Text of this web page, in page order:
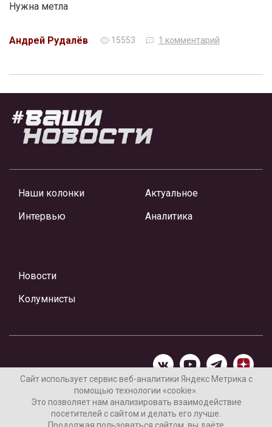
Нужна метла
Андрей Рудалёв 15553 1 комментарий
Наши колонки
Интервью
Актуальное
Аналитика
Новости
Колумнисты
Материалы предоставлены редакцией Интернет-газеты
«Ваши новости»
Сайт использует сервис веб-аналитики Яндекс Метрика с
помощью технологии «cookie».
Это позволяет нам анализировать взаимодействие
посетителей с сайтом и делать его лучше.